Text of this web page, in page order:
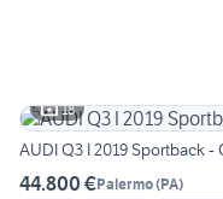
18
AUDI Q3 I 2019 Sportback -
44.800 €Palermo(PA)